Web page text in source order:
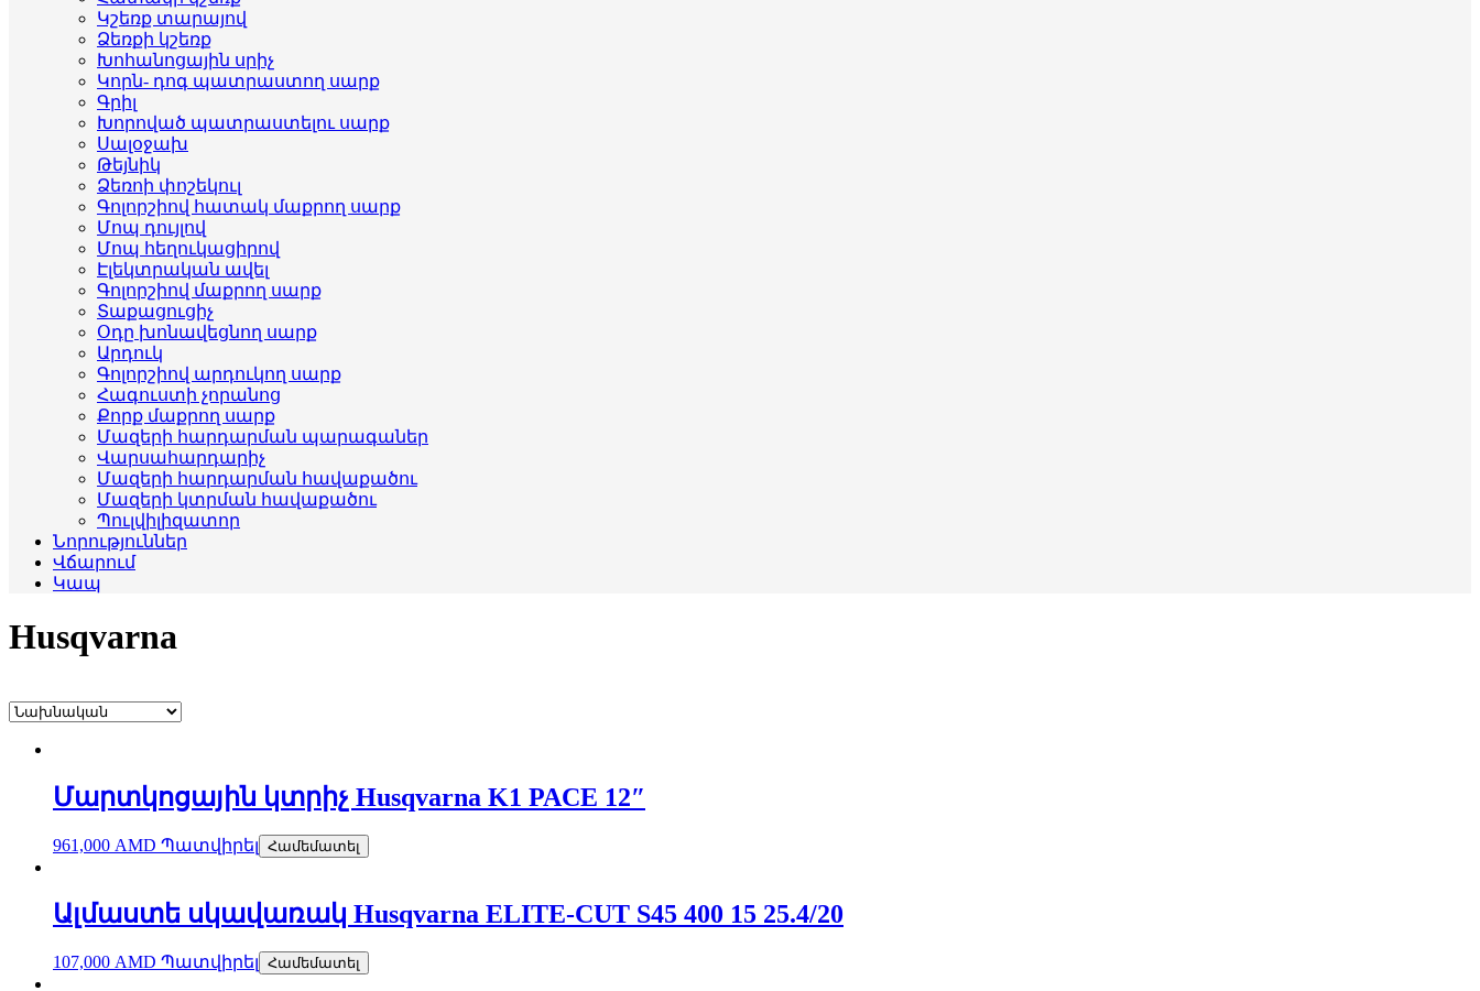
Կշեռք տարայով
Ձեռքի կշեռք
Խոհանոցային սրիչ
Կորն- դոգ պատրաստող սարք
Գրիլ
Խորոված պատրաստելու սարք
Սալօջախ
Թեյնիկ
Ձեռոի փոշեկուլ
Գոլորշիով հատակ մաքրող սարք
Մոպ դույլով
Մոպ հեղուկացիրով
Էլեկտրական ավել
Գոլորշիով մաքրող սարք
Տաքացուցիչ
Օդը խոնավեցնող սարք
Արդուկ
Գոլորշիով արդուկող սարք
Հագուստի չորանոց
Քորք մաքրող սարք
Մազերի հարդարման պարագաներ
Վարսահարդարիչ
Մազերի հարդարման հավաքածու
Մազերի կտրման հավաքածու
Պուլվիլիզատոր
Նորություններ
Վճարում
Կապ
Husqvarna
Մարտկոցային կտրիչ Husqvarna K1 PACE 12″
961,000 AMD Պատվիրել Համեմատել
Ալմաստե սկավառակ Husqvarna ELITE-CUT S45 400 15 25.4/20
107,000 AMD Պատվիրել Համեմատել